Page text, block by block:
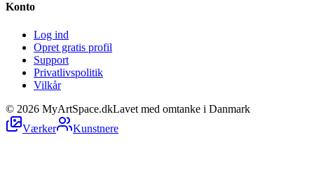
Konto
Log ind
Opret gratis profil
Support
Privatlivspolitik
Vilkår
© 2026 MyArtSpace.dkLavet med omtanke i Danmark
Værker
Kunstnere